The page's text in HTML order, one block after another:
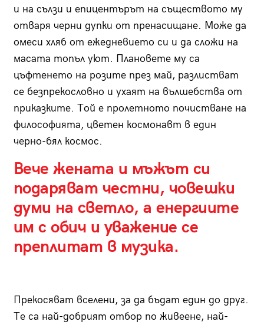
и на сълзи и епицентърът на съществото му
отваря черни дупки от пренасищане. Може да
омеси хляб от ежедневието си и да сложи на
масата топъл уют. Плановете му са
цъфтенето на розите през май, разлистват
се безпрекословно и ухаят на вълшебства от
приказките. Той е пролетното почистване на
философията, цветен космонавт в един
черно-бял космос.
Вече жената и мъжът си
подаряват честни, човешки
думи на светло, а енергиите
им с обич и уважение се
преплитат в музика.
Прекосяват вселени, за да бъдат един до друг.
Те са най-добрият отбор по живеене, най-